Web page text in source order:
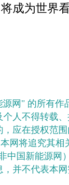
成为世界
网" 的所有作
人不得转载
应在授权范
网将追究其相
中国新能源网
并不代表本